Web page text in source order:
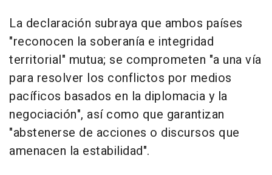
La declaración subraya que ambos países
"reconocen la soberanía e integridad
territorial" mutua; se comprometen "a una vía
para resolver los conflictos por medios
pacíficos basados en la diplomacia y la
negociación", así como que garantizan
"abstenerse de acciones o discursos que
amenacen la estabilidad".